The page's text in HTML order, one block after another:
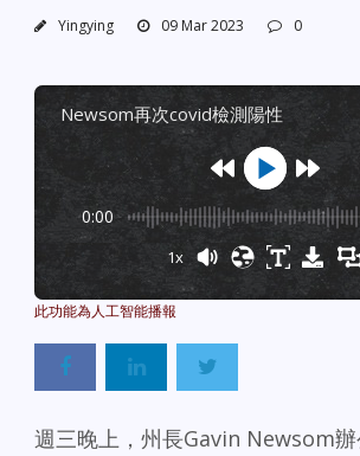
Yingying 09 Mar 2023 0
newsom再次covid檢測陽性
0:00
1x
週三晚上，州長Gavin Newsom